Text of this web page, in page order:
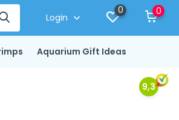
Login
0 0
Aquarium Gift Ideas
9,3